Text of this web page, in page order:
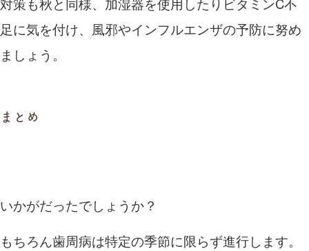
対策も秋と同様、加湿器を使用したりビタミンC不
足に気を付け、風邪やインフルエンザの予防に努め
ましょう。
まとめ
いかがだったでしょうか？
もちろん歯周病は特定の季節に限らず進行します。